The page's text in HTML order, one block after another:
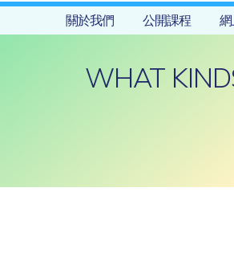
關於我們 公開課程
WHAT